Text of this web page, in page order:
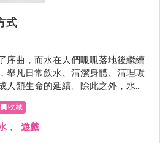
式
序曲，而水在人們呱呱落地後繼續
舉凡日常飲水、清潔身體、清理環
人類生命的延續。除此之外，水中
運動環境之一，寶寶也不例外。
收藏
、 遊戲